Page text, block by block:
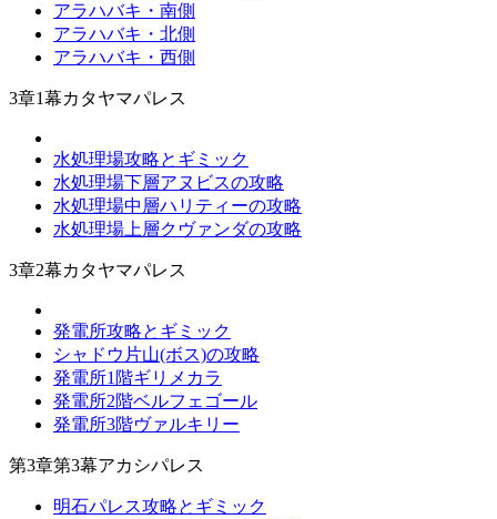
アラハバキ・南側
アラハバキ・北側
アラハバキ・西側
3章1幕カタヤマパレス
水処理場攻略とギミック
水処理場下層アヌビスの攻略
水処理場中層ハリティーの攻略
水処理場上層クヴァンダの攻略
3章2幕カタヤマパレス
発電所攻略とギミック
シャドウ片山(ボス)の攻略
発電所1階ギリメカラ
発電所2階ベルフェゴール
発電所3階ヴァルキリー
第3章第3幕アカシパレス
明石パレス攻略とギミック